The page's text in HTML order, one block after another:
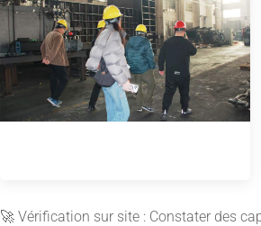
🚀 Vérification sur site : Constater des